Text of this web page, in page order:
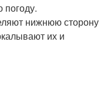
погоду.
нижнюю сторону
их и